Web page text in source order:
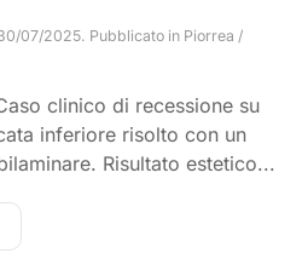
07/2025. Pubblicato in Piorrea /
clinico di recessione su
inferiore risolto con un
Risultato estetico...